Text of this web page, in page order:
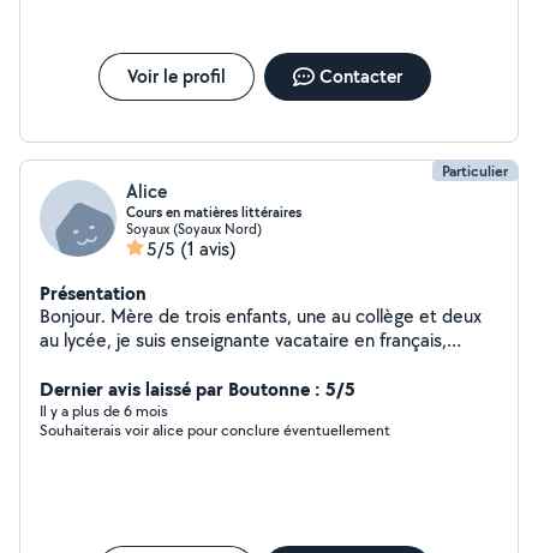
Voir le profil Contacter
Particulier
Alice
Cours en matières littéraires
Soyaux (Soyaux Nord)
5/5 (1 avis)
Présentation
Bonjour. Mère de trois enfants, une au collège et deux
au lycée, je suis enseignante vacataire en français,
cours de soutien et de l'aide depuis 2005. Patiente, à
l'écoute et passionnée, j'aiderai vos enfants de mon
mieux. J'ai suivi des formations pour les troubles de
Dernier avis laissé par Boutonne : 5/5
Il y a plus de 6 mois
Souhaiterais voir alice pour conclure éventuellement